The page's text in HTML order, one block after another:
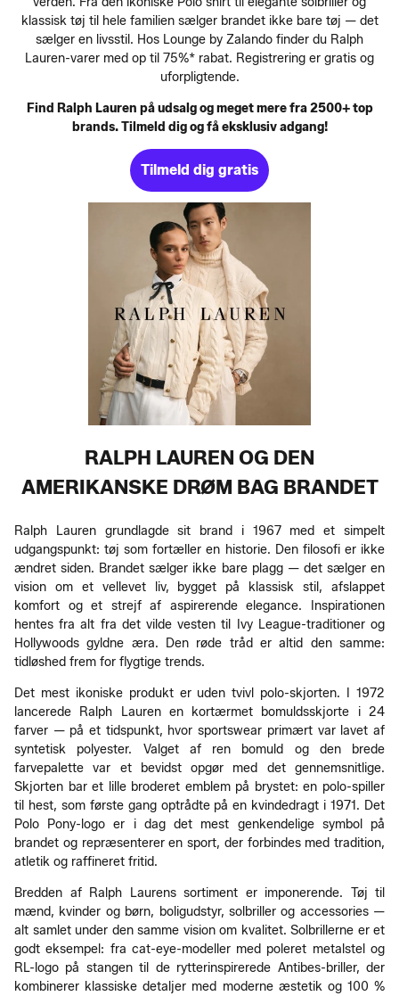
klassisk tøj til hele familien sælger brandet ikke bare tøj — det
sælger en livsstil. Hos Lounge by Zalando finder du Ralph
Lauren-varer med op til 75%* rabat. Registrering er gratis og
uforpligtende.
Find Ralph Lauren på udsalg og meget mere fra 2500+ top
brands. Tilmeld dig og få eksklusiv adgang!
Tilmeld dig gratis
RALPH LAUREN OG DEN
AMERIKANSKE DRØM BAG BRANDET
Ralph Lauren grundlagde sit brand i 1967 med et simpelt
udgangspunkt: tøj som fortæller en historie. Den filosofi er ikke
ændret siden. Brandet sælger ikke bare plagg — det sælger en
vision om et vellevet liv, bygget på klassisk stil, afslappet
komfort og et strejf af aspirerende elegance. Inspirationen
hentes fra alt fra det vilde vesten til Ivy League-traditioner og
Hollywoods gyldne æra. Den røde tråd er altid den samme:
tidløshed frem for flygtige trends.
Det mest ikoniske produkt er uden tvivl polo-skjorten. I 1972
lancerede Ralph Lauren en kortærmet bomuldsskjorte i 24
farver — på et tidspunkt, hvor sportswear primært var lavet af
syntetisk polyester. Valget af ren bomuld og den brede
farvepalette var et bevidst opgør med det gennemsnitlige.
Skjorten bar et lille broderet emblem på brystet: en polo-spiller
til hest, som første gang optrådte på en kvindedragt i 1971. Det
Polo Pony-logo er i dag det mest genkendelige symbol på
brandet og repræsenterer en sport, der forbindes med tradition,
atletik og raffineret fritid.
Bredden af Ralph Laurens sortiment er imponerende. Tøj til
mænd, kvinder og børn, boligudstyr, solbriller og accessories —
alt samlet under den samme vision om kvalitet. Solbrillerne er et
godt eksempel: fra cat-eye-modeller med poleret metalstel og
RL-logo på stangen til de rytterinspirerede Antibes-briller, der
kombinerer klassiske detaljer med moderne æstetik og 100 %